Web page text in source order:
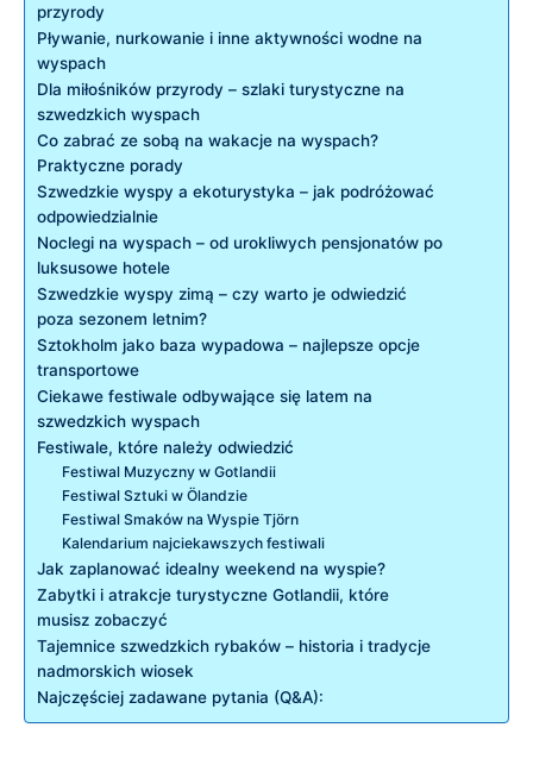
przyrody
Pływanie, nurkowanie i inne aktywności wodne na
wyspach
Dla miłośników przyrody – szlaki turystyczne na
szwedzkich wyspach
Co zabrać ze sobą na wakacje na wyspach?
Praktyczne porady
Szwedzkie wyspy a ekoturystyka – jak podróżować
odpowiedzialnie
Noclegi na wyspach – od urokliwych pensjonatów po
luksusowe hotele
Szwedzkie wyspy zimą – czy warto je odwiedzić
poza sezonem letnim?
Sztokholm jako baza wypadowa – najlepsze opcje
transportowe
Ciekawe festiwale odbywające się latem na
szwedzkich wyspach
Festiwale, które należy odwiedzić
Festiwal Muzyczny w Gotlandii
Festiwal Sztuki w Ölandzie
Festiwal Smaków na Wyspie Tjörn
Kalendarium najciekawszych festiwali
Jak zaplanować idealny weekend na wyspie?
Zabytki i atrakcje turystyczne Gotlandii, które
musisz zobaczyć
Tajemnice szwedzkich rybaków – historia i tradycje
nadmorskich wiosek
Najczęściej zadawane pytania (Q&A):